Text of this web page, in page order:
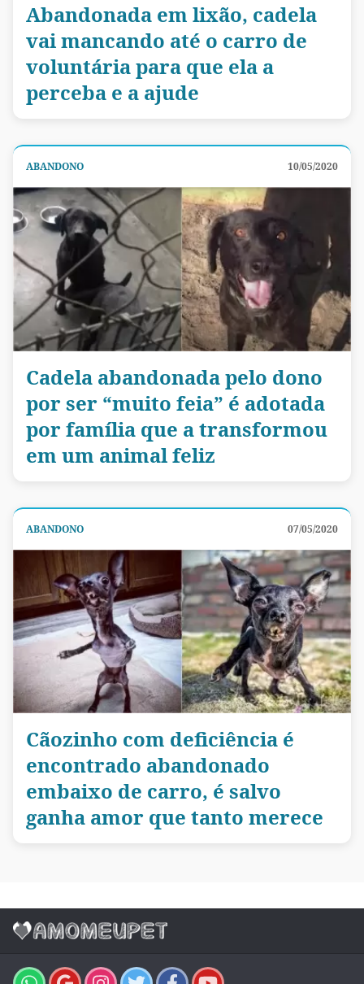
Abandonada em lixão, cadela
vai mancando até o carro de
voluntária para que ela a
perceba e a ajude
ABANDONO 10/05/2020
Cadela abandonada pelo dono
por ser “muito feia” é adotada
por família que a transformou
em um animal feliz
ABANDONO 07/05/2020
Cãozinho com deficiência é
encontrado abandonado
embaixo de carro, é salvo
ganha amor que tanto merece